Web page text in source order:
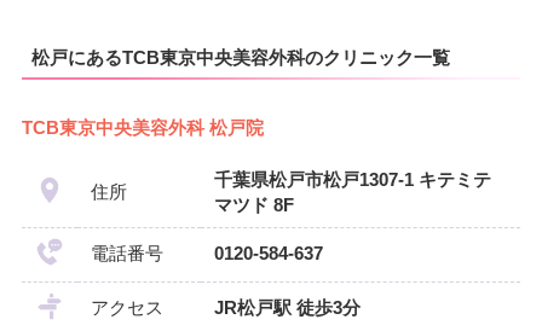
松戸にあるTCB東京中央美容外科のクリニック一覧
TCB東京中央美容外科 松戸院
住所
千葉県松戸市松戸1307-1 キテミテ
マツド 8F
電話番号 0120-584-637
アクセス JR松戸駅 徒歩3分